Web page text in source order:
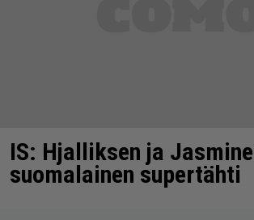
IS: Hjalliksen ja
suomalainen supertähti